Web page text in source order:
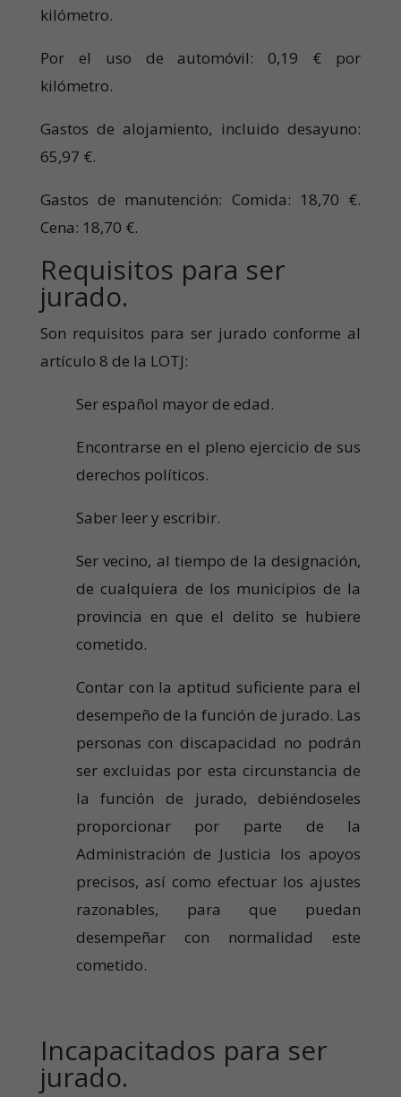
kilómetro.
Por el uso de automóvil: 0,19 € por
kilómetro.
Gastos de alojamiento, incluido desayuno:
65,97 €.
Gastos de manutención: Comida: 18,70 €.
Cena: 18,70 €.
Requisitos para ser
jurado.
Son requisitos para ser jurado conforme al
artículo 8 de la LOTJ:
Ser español mayor de edad.
Encontrarse en el pleno ejercicio de sus
derechos políticos.
Saber leer y escribir.
Ser vecino, al tiempo de la designación,
de cualquiera de los municipios de la
provincia en que el delito se hubiere
cometido.
Contar con la aptitud suficiente para el
desempeño de la función de jurado. Las
personas con discapacidad no podrán
ser excluidas por esta circunstancia de
la función de jurado, debiéndoseles
proporcionar por parte de la
Administración de Justicia los apoyos
precisos, así como efectuar los ajustes
razonables, para que puedan
desempeñar con normalidad este
cometido.
Incapacitados para ser
jurado.